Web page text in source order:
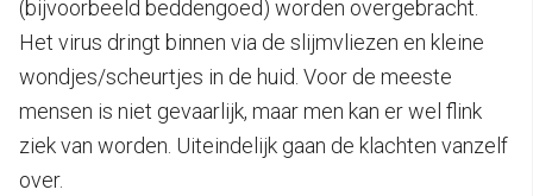
(bijvoorbeeld beddengoed) worden overgebracht.
Het virus dringt binnen via de slijmvliezen en kleine
wondjes/scheurtjes in de huid. Voor de meeste
mensen is niet gevaarlijk, maar men kan er wel flink
ziek van worden. Uiteindelijk gaan de klachten vanzelf
over.